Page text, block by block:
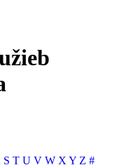
S T U V W X Y Z #